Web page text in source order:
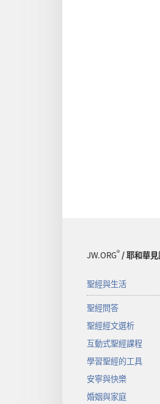
JW.ORG®/ 耶和華
聖經與生活
聖經問答
聖經經文選析
互動式聖經課程
學習聖經的工具
安寧與快樂
婚姻與家庭